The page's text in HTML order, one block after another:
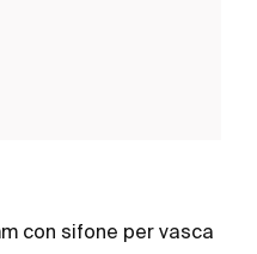
con sifone per vasca